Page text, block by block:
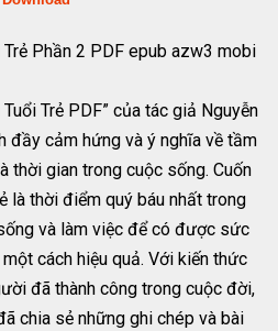
Phần 2 PDF epub azw3 mobi
Trẻ PDF” của tác giả Nguyễn
đầy cảm hứng và ý nghĩa về tầm
thời gian trong cuộc sống. Cuốn
là thời điểm quý báu nhất trong
và làm việc để có được sức
cách hiệu quả. Với kiến thức
đã thành công trong cuộc đời,
chia sẻ những ghi chép và bài